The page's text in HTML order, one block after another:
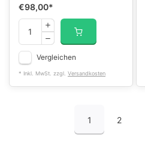
€98,00*
Vergleichen
* Inkl. MwSt. zzgl. Versandkosten
1 2